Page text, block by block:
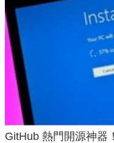
GitHub 熱門開源神器